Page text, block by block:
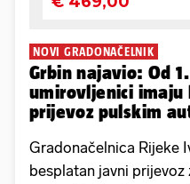
NOVI GRADONAČELNIK
Grbin najavio: Od
umirovljenici imaju
prijevoz pulskim
Gradonačelnica Rijeke
besplatan javni